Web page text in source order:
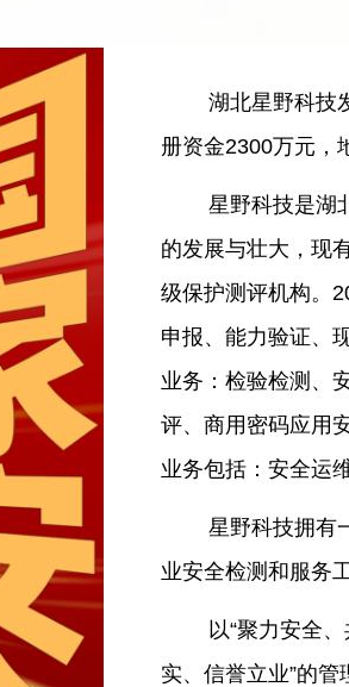
湖北星野科技
册资金2300万元，
星野科技是湖北
的发展与壮大，现
级保护测评机构。
申报、能力验证、
业务：检验检测、
评、商用密码应用
业务包括：安全运
星野科技拥有一
业安全检测和服务
以“聚力安全、共
实、信誉立业”的